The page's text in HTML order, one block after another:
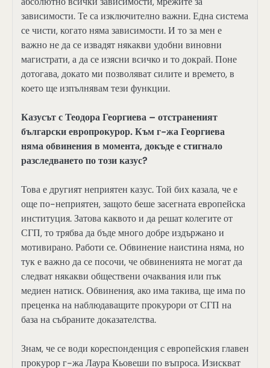
зависимости. Те са изключително важни. Една система
се чисти, когато няма зависимости. И то за мен е
важно не да се извадят някакви удобни виновни
магистрати, а да се изясни всичко и то докрай. Поне
дотогава, докато ми позволяват силите и времето, в
което ще изпълнявам тези функции.
Казусът с Теодора Георгиева – отстраненият
български европрокурор. Към г-жа Георгиева
няма обвинения в момента, докъде е стигнало
разследването по този казус?
Това е другият неприятен казус. Той бих казала, че е
още по-неприятен, защото беше засегната европейска
институция. Затова каквото и да решат колегите от
СГП, то трябва да бъде много добре издържано и
мотивирано. Работи се. Обвинение наистина няма, но
тук е важно да се посочи, че обвиненията не могат да
следват някакви обществени очаквания или пък
медиен натиск. Обвинения, ако има такива, ще има по
преценка на наблюдаващите прокурори от СГП на
база на събраните доказателства.
Знам, че се води кореспонденция с европейския главен
прокурор г-жа Лаура Кьовеши по въпроса. Изискват